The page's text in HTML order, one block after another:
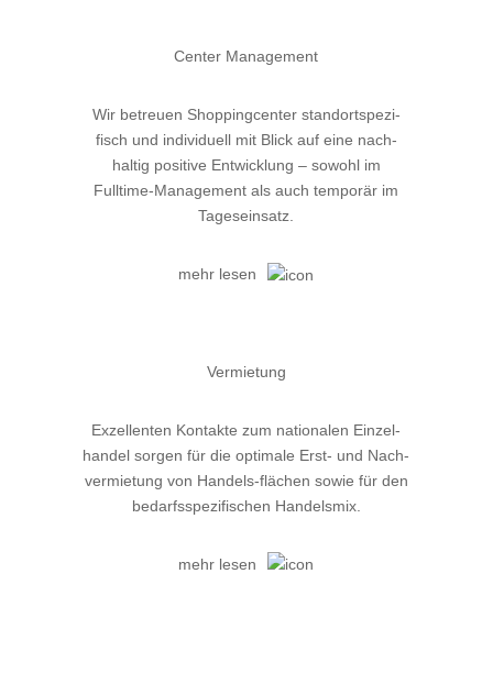
Center Management
Wir betreuen Shoppingcenter standortspezi-
fisch und individuell mit Blick auf eine nach-
haltig positive Entwicklung – sowohl im
Fulltime-Management als auch temporär im
Tageseinsatz.
mehr lesen
Vermietung
Exzellenten Kontakte zum nationalen Einzel-
handel sorgen für die optimale Erst- und Nach-
vermietung von Handels-flächen sowie für den
bedarfsspezifischen Handelsmix.
mehr lesen